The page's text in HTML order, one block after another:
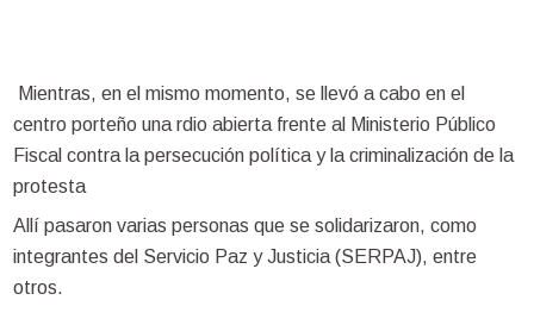
Mientras, en el mismo momento, se llevó a cabo en el
centro porteño una rdio abierta frente al Ministerio Público
Fiscal contra la persecución política y la criminalización de la
protesta
Allí pasaron varias personas que se solidarizaron, como
integrantes del Servicio Paz y Justicia (SERPAJ), entre
otros.